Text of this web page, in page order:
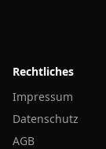
Rechtliches
Impressum
Datenschutz
AGB